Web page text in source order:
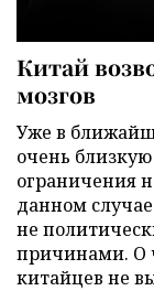
Китай
мозгов
Уже в
очень
ограничения
данном
не
причинами. О
китайцев не